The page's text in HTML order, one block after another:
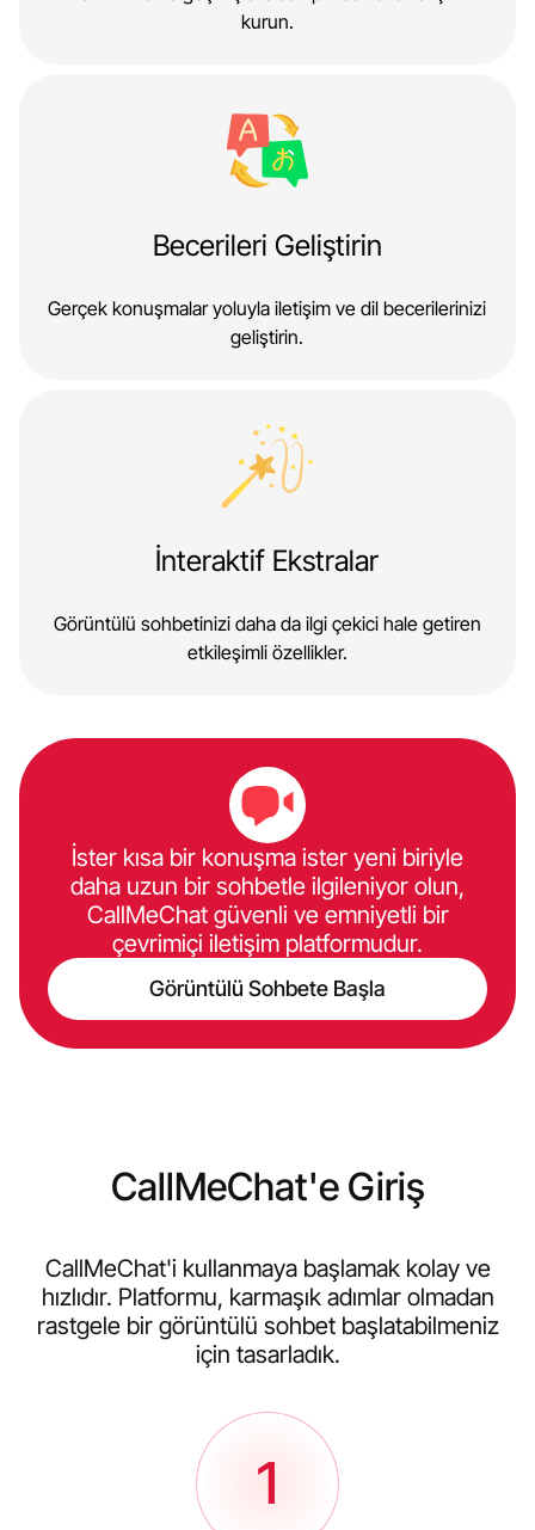
kurun.
Becerileri Geliştirin
Gerçek konuşmalar yoluyla iletişim ve dil becerilerinizi
geliştirin.
İnteraktif Ekstralar
Görüntülü sohbetinizi daha da ilgi çekici hale getiren
etkileşimli özellikler.
İster kısa bir konuşma ister yeni biriyle
daha uzun bir sohbetle ilgileniyor olun,
CallMeChat güvenli ve emniyetli bir
çevrimiçi iletişim platformudur.
Görüntülü Sohbete Başla
CallMeChat'e Giriş
CallMeChat'i kullanmaya başlamak kolay ve
hızlıdır. Platformu, karmaşık adımlar olmadan
rastgele bir görüntülü sohbet başlatabilmeniz
için tasarladık.
1